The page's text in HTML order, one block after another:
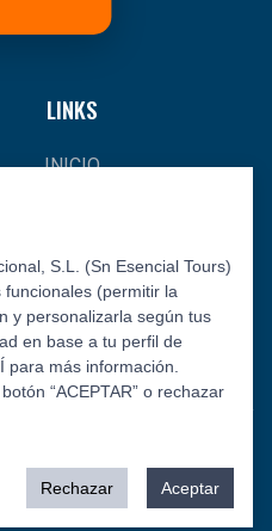
LINKS
INICIO
Síguenos:
S.L. (Sn Esencial Tours)
(permitir la
y personalizarla según tus
en base a tu perfil de
para más información.
“ACEPTAR” o rechazar
Rechazar Aceptar